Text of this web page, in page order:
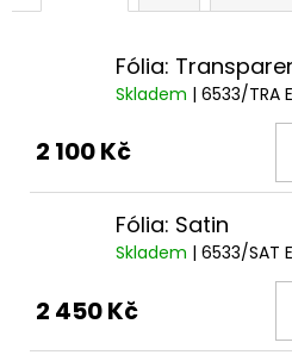
Fólia:
Skladem | 6533/TRA
2 100 Kč
Fólia: Satin
Skladem | 6533/SAT
2 450 Kč